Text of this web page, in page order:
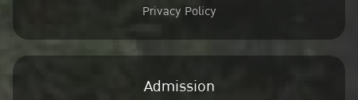
Privacy Policy
Admission